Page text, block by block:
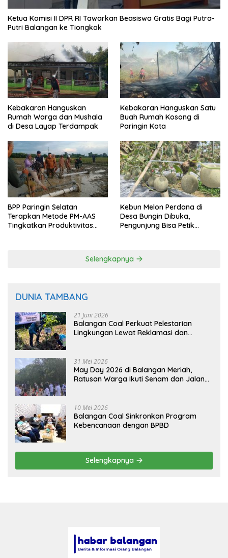
Ketua Komisi II DPR RI Tawarkan Beasiswa Gratis Bagi Putra-
Putri Balangan ke Tiongkok
Kebakaran Hanguskan
Rumah Warga dan Mushala
di Desa Layap Terdampak
Kebakaran Hanguskan Satu
Buah Rumah Kosong di
Paringin Kota
BPP Paringin Selatan
Terapkan Metode PM-AAS
Tingkatkan Produktivitas
Kebun Melon Perdana di
Desa Bungin Dibuka,
Pengunjung Bisa Petik
Selengkapnya
DUNIA TAMBANG
21 Juni 2026
Balangan Coal Perkuat Pelestarian
Lingkungan Lewat Reklamasi dan
31 Mei 2026
May Day 2026 di Balangan Meriah,
Ratusan Warga Ikuti Senam dan Jalan
10 Mei 2026
Balangan Coal Sinkronkan Program
Kebencanaan dengan BPBD
Selengkapnya